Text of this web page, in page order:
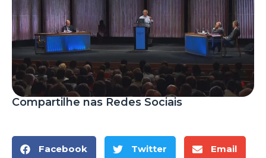
Compartilhe nas Redes Sociais
Facebook Twitter Email